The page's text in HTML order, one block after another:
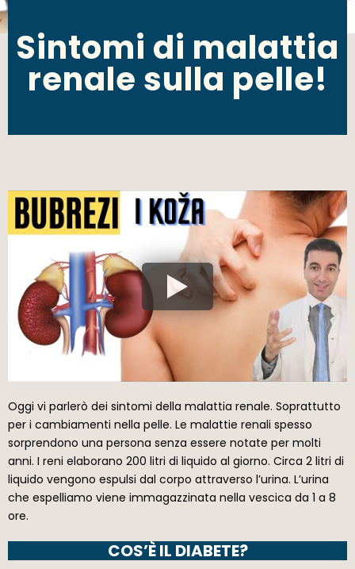
Sintomi di malattia
renale sulla pelle!
Oggi vi parlerò dei sintomi della malattia renale. Soprattutto
per i cambiamenti nella pelle. Le malattie renali spesso
sorprendono una persona senza essere notate per molti
anni. I reni elaborano 200 litri di liquido al giorno. Circa 2 litri di
liquido vengono espulsi dal corpo attraverso l’urina. L’urina
che espelliamo viene immagazzinata nella vescica da 1 a 8
ore.
COS’È IL DIABETE?